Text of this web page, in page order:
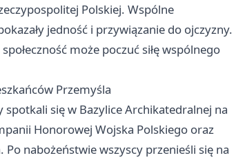
Polskiej. Wspólne
jedność i przywiązanie do ojczyzny.
może poczuć siłę wspólnego
Przemyśla
spotkali się w Bazylice Archikatedralnej na
Honorowej Wojska Polskiego oraz
nabożeństwie wszyscy przenieśli się na